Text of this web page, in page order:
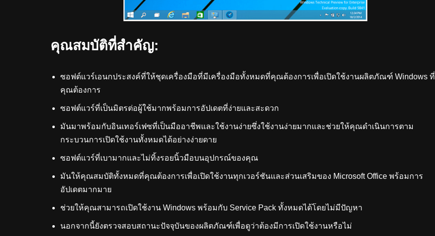
คุณสมบัติที่สำคัญ:
ซอฟต์แวร์เอนกประสงค์ที่ให้ชุดเครื่องมือที่มีเครื่องมือทั้งหมดที่คุณต้องการเพื่อเปิดใช้งานผลิตภัณฑ์ Windows ที่
คุณต้องการ
ซอฟต์แวร์ที่เป็นมิตรต่อผู้ใช้มากพร้อมการอัปเดตที่ง่ายและสะดวก
มันมาพร้อมกับอินเทอร์เฟซที่เป็นมืออาชีพและใช้งานง่ายซึ่งใช้งานง่ายมากและช่วยให้คุณดำเนินการตาม
กระบวนการเปิดใช้งานทั้งหมดได้อย่างง่ายดาย
ซอฟต์แวร์ที่เบามากและไม่ทิ้งรอยนิ้วมือบนอุปกรณ์ของคุณ
มันให้คุณสมบัติทั้งหมดที่คุณต้องการเพื่อเปิดใช้งานทุกเวอร์ชันและส่วนเสริมของ Microsoft Office พร้อมการ
อัปเดตมากมาย
ช่วยให้คุณสามารถเปิดใช้งาน Windows พร้อมกับ Service Pack ทั้งหมดได้โดยไม่มีปัญหา
นอกจากนี้ยังตรวจสอบสถานะปัจจุบันของผลิตภัณฑ์เพื่อดูว่าต้องมีการเปิดใช้งานหรือไม่